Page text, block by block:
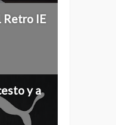
Retro IE
y a